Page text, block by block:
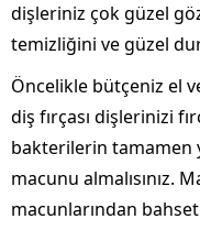
dişleriniz çok güzel
temizliğini ve güzel
Öncelikle bütçeniz el
diş fırçası dişlerinizi
bakterilerin tamamen
macunu almalısınız.
macunlarından